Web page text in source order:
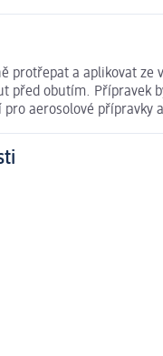
protřepat a aplikovat
před obutím.
aerosolové přípravky